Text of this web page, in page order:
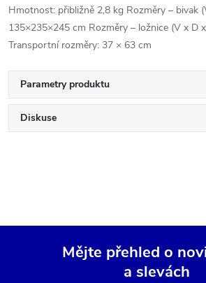
Hmotnost: přibližně 2,8 kg Rozměry – bivak
135×235×245 cm Rozměry – ložnice (V x D
Transportní rozměry: 37 × 63 cm
Parametry produktu
Diskuse
Mějte přehled o
a slevách